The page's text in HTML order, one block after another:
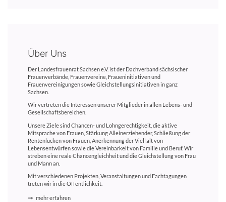
Über Uns
Der Landesfrauenrat Sachsen e.V. ist der Dachverband sächsischer
Frauenverbände, Frauenvereine, Fraueninitiativen und
Frauenvereinigungen sowie Gleichstellungsinitiativen in ganz
Sachsen.
Wir vertreten die Interessen unserer Mitglieder in allen Lebens- und
Gesellschaftsbereichen.
Unsere Ziele sind Chancen- und Lohngerechtigkeit, die aktive
Mitsprache von Frauen, Stärkung Alleinerziehender, Schließung der
Rentenlücken von Frauen, Anerkennung der Vielfalt von
Lebensentwürfen sowie die Vereinbarkeit von Familie und Beruf. Wir
streben eine reale Chancengleichheit und die Gleichstellung von Frau
und Mann an.
Mit verschiedenen Projekten, Veranstaltungen und Fachtagungen
treten wir in die Öffentlichkeit.
mehr erfahren